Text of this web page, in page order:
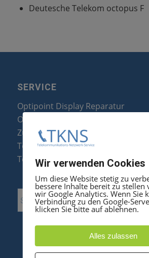
Deutesche Telekom octopus F
SERVICE
Optipoint Display Reparatur
Octophon F Display Reparatur
Zubehör & Ersatzteile
Telefonanlagen Optimierung
Telefonanlagen Erweiterung
Wir verwenden Cookies
Um diese Website stetig zu
bessere Inhalte bereit zu stellen
wir Google Analytics. Wenn Sie
Verbindung zu den Google-
klicken Sie bitte auf ablehnen.
Alles zulassen